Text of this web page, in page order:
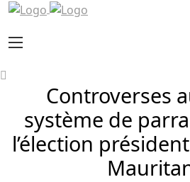
Controverses
système de
l’élection